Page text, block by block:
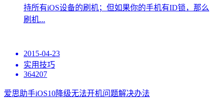
持所有iOS设备的刷机；但如果你的手机有ID锁，那么
刷机...
2015-04-23
实用技巧
364207
爱思助手iOS10降级无法开机问题解决办法